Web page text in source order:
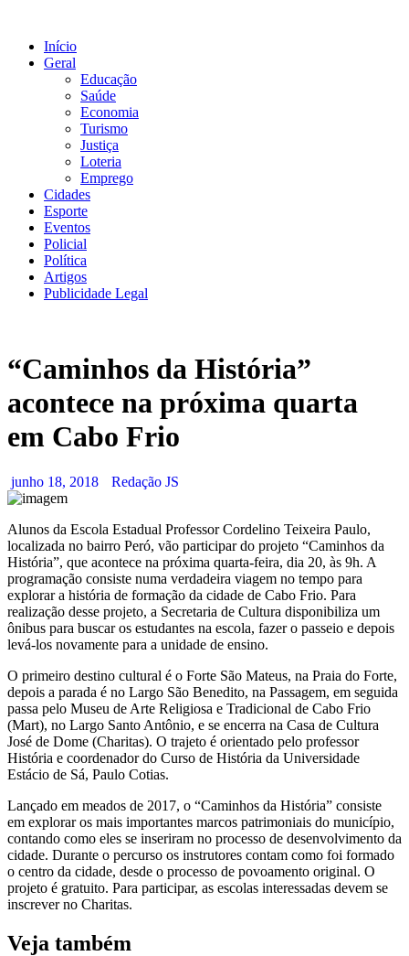
conteúdo
Início
Geral
Educação
Saúde
Economia
Turismo
Justiça
Loteria
Emprego
Cidades
Esporte
Eventos
Policial
Política
Artigos
Publicidade Legal
“Caminhos da História”
acontece na próxima quarta
em Cabo Frio
junho 18, 2018 Redação JS
Alunos da Escola Estadual Professor Cordelino Teixeira Paulo,
localizada no bairro Peró, vão participar do projeto “Caminhos da
História”, que acontece na próxima quarta-feira, dia 20, às 9h. A
programação consiste numa verdadeira viagem no tempo para
explorar a história de formação da cidade de Cabo Frio. Para
realização desse projeto, a Secretaria de Cultura disponibiliza um
ônibus para buscar os estudantes na escola, fazer o passeio e depois
levá-los novamente para a unidade de ensino.
O primeiro destino cultural é o Forte São Mateus, na Praia do Forte,
depois a parada é no Largo São Benedito, na Passagem, em seguida
passa pelo Museu de Arte Religiosa e Tradicional de Cabo Frio
(Mart), no Largo Santo Antônio, e se encerra na Casa de Cultura
José de Dome (Charitas). O trajeto é orientado pelo professor
História e coordenador do Curso de História da Universidade
Estácio de Sá, Paulo Cotias.
Lançado em meados de 2017, o “Caminhos da História” consiste
em explorar os mais importantes marcos patrimoniais do município,
contando como eles se inseriram no processo de desenvolvimento da
cidade. Durante o percurso os instrutores contam como foi formado
o centro da cidade, desde o processo de povoamento original. O
projeto é gratuito. Para participar, as escolas interessadas devem se
inscrever no Charitas.
Veja também